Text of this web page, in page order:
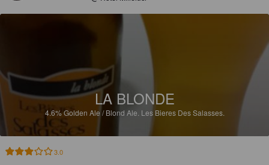
LA BLONDE
4.6%Golden Ale / Blond Ale. Les Bieres Des Salasses.
3.0